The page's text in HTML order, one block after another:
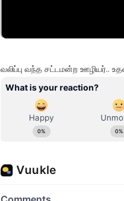
வலிப்பு வந்த சட்டமன்ற ஊழியர்..